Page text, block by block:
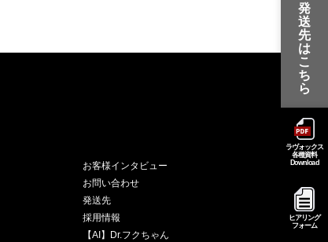
発
送
先
は
こ
ち
ら
ラヴォックス
各種資料
Download
ヒアリング
フォーム
お客様インタビュー
お問い合わせ
発送先
採用情報
【AI】Dr.フクちゃん